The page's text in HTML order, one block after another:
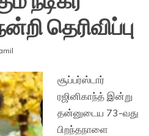
தெரிவிப்பு
சூப்பர்ஸ்டார்
ரஜினிகாந்த் இன்று
தன்னுடைய 73-வது
பிறந்தநாளை